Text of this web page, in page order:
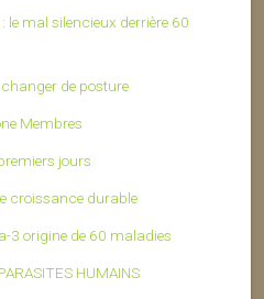
mal silencieux derrière 60
de posture
Membres
jours
croissance durable
3 origine de 60 maladies
HUMAINS